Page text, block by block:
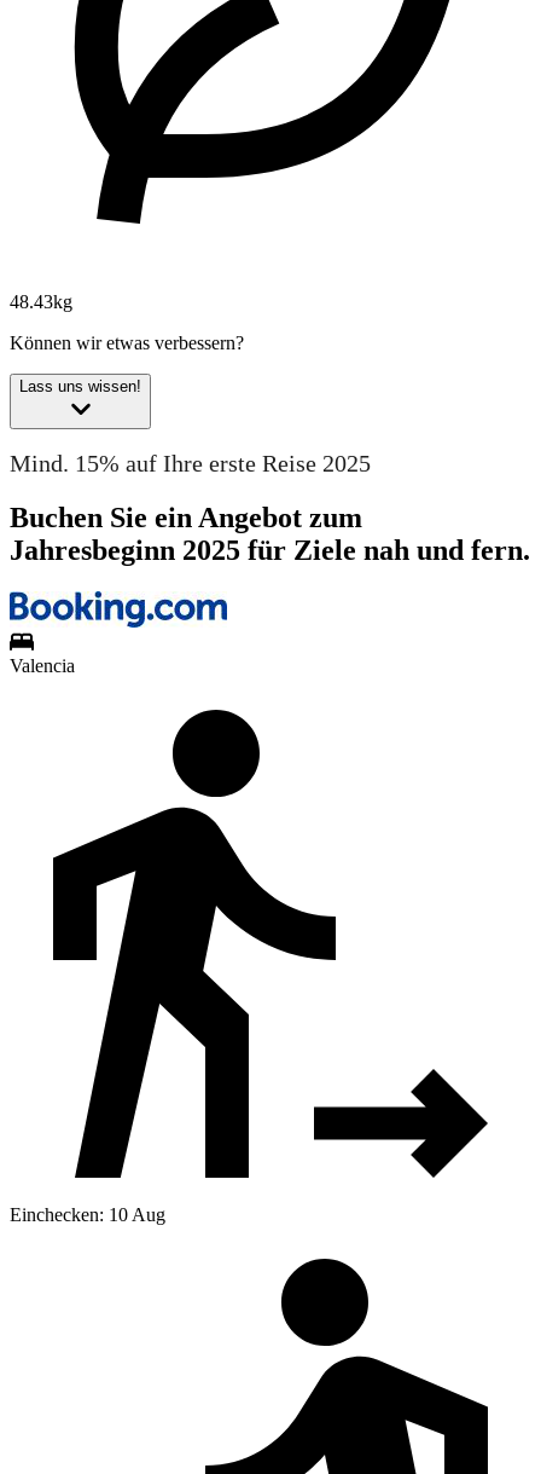
48.43kg
Können wir etwas verbessern?
Lass uns wissen!
Mind. 15% auf Ihre erste Reise 2025
Buchen Sie ein Angebot zum
Jahresbeginn 2025 für Ziele nah und fern.
Valencia
Einchecken: 10 Aug